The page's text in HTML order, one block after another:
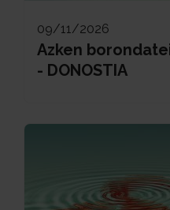
09/11/2026
Azken
- DONOSTIA